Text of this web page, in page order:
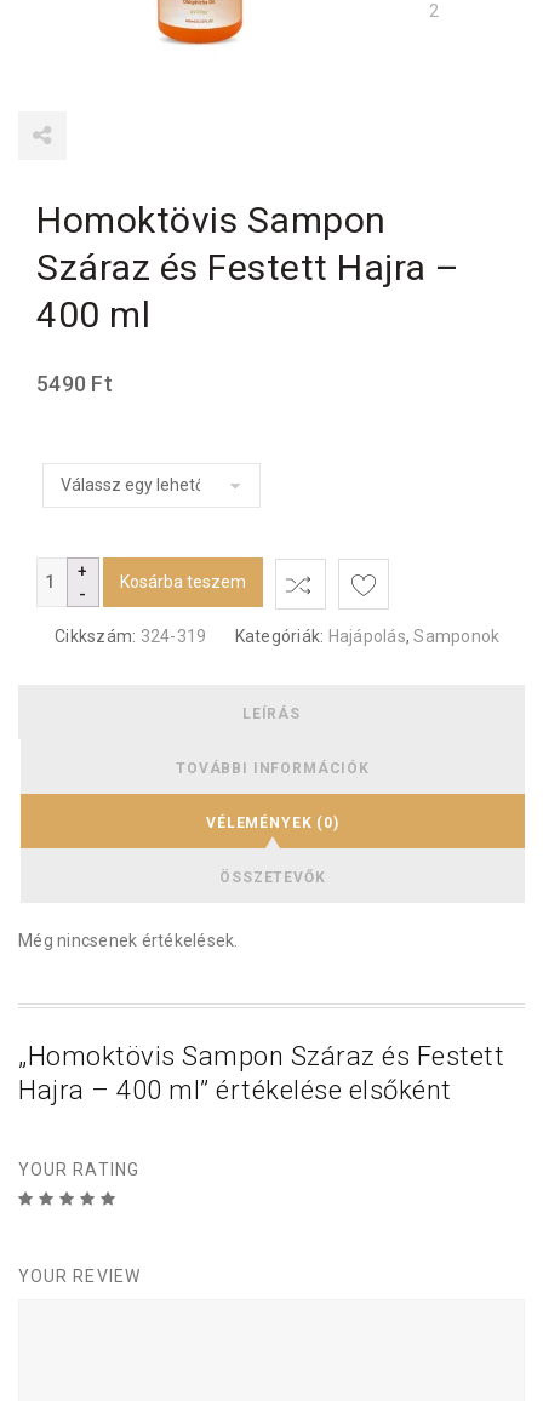
Homoktövis Sampon
Száraz és Festett Hajra –
400 ml
5490 Ft
Kosárba teszem
Cikkszám: 324-319 Kategóriák: Hajápolás,Samponok
LEÍRÁS
TOVÁBBI INFORMÁCIÓK
VÉLEMÉNYEK (0)
ÖSSZETEVŐK
Még nincsenek értékelések.
„Homoktövis Sampon Száraz és Festett
Hajra – 400 ml” értékelése elsőként
YOUR RATING
c
s
lla
g
ag
YOUR REVIEW